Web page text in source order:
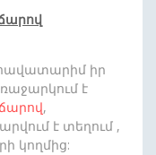
հավատարիմ իր
է
,
է տեղում ,
կողմից: